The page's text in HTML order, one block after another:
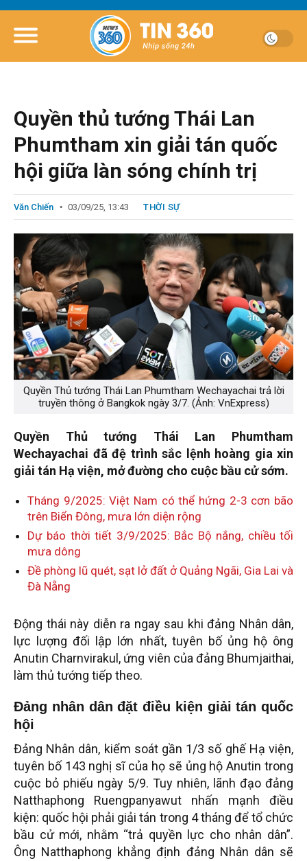
Quyền thủ tướng Thái Lan
Phumtham xin giải tán quốc
hội giữa làn sóng chính trị
Văn Chiến 03/09/25, 13:43 THỜI SỰ
Quyền Thủ tướng Thái Lan Phumtham Wechayachai trả lời
truyền thông ở Bangkok ngày 3/7. (Ảnh: VnExpress)
Quyền Thủ tướng Thái Lan Phumtham
Wechayachai đã đệ trình sắc lệnh hoàng gia xin
giải tán Hạ viện, mở đường cho cuộc bầu cử sớm.
Tháng 9/2025: Việt Nam có thể hứng 2-3 cơn bão
trên Biển Đông, mưa lớn diện rộng
Dự báo thời tiết 3/9/2025: Bắc Bộ nắng, chiều tối
mưa dông
Đề phòng lũ quét, sạt lở đất ở Quảng Ngãi, Gia Lai và
Đà Nẵng
Động thái này diễn ra ngay sau khi đảng Nhân dân,
lực lượng đối lập lớn nhất, tuyên bố ủng hộ ông
Anutin Charnvirakul, ứng viên của đảng Bhumjaithai,
làm thủ tướng tiếp theo.
Đảng nhân dân đặt điều kiện giải tán quốc
hội
Đảng Nhân dân, kiểm soát gần 1/3 số ghế Hạ viện,
tuyên bố 143 nghị sĩ của họ sẽ ủng hộ Anutin trong
cuộc bỏ phiếu ngày 5/9. Tuy nhiên, lãnh đạo đảng
Natthaphong Ruengpanyawut nhấn mạnh điều
kiện: quốc hội phải giải tán trong 4 tháng để tổ chức
bầu cử mới, nhằm “trả quyền lực cho nhân dân”.
Ông Natthaphong khẳng định đảng Nhân dân sẽ